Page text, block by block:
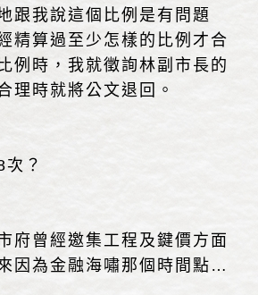
跟我說這個比例是有問題
精算過至少怎樣的比例才合
例時，我就徵詢林副市長的
理時就將公文退回。
？
曾經邀集工程及鍵價方面
因為金融海嘯那個時間點…